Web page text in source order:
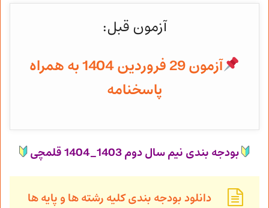
آزمون قبل:
آزمون 29 فروردین 1404 به همراه
پاسخنامه
بودجه بندی نیم سال دوم 1403_1404 قلمچی
دانلود بودجه بندی کلیه رشته ها و پایه ها